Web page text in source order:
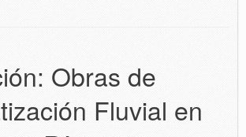
Obras de
Fluvial en